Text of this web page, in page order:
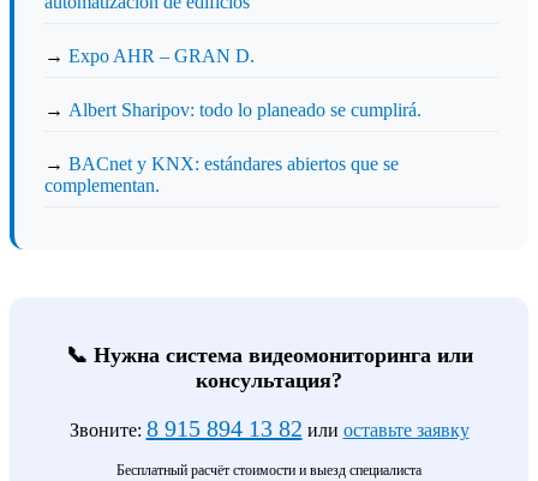
→ Expo AHR – GRAN D.
→ Albert Sharipov: todo lo planeado se cumplirá.
→ BACnet y KNX: estándares abiertos que se
complementan.
📞 Нужна система видеомониторинга или
консультация?
Звоните: 8 915 894 13 82 или оставьте заявку
Бесплатный расчёт стоимости и выезд специалиста